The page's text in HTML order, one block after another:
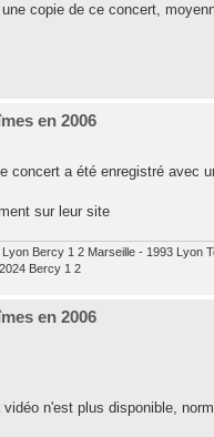
copie de ce concert,
en 2006
a été enregistré avec
sur leur site
Bercy 1 2 Marseille - 1993
Bercy 1 2
en 2006
n'est plus disponible,